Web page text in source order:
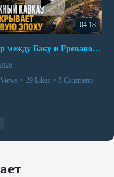
04:18
Мир между Баку и Ереваном запускает крупные логистические проекты
• 29 Likes • 5 Comments